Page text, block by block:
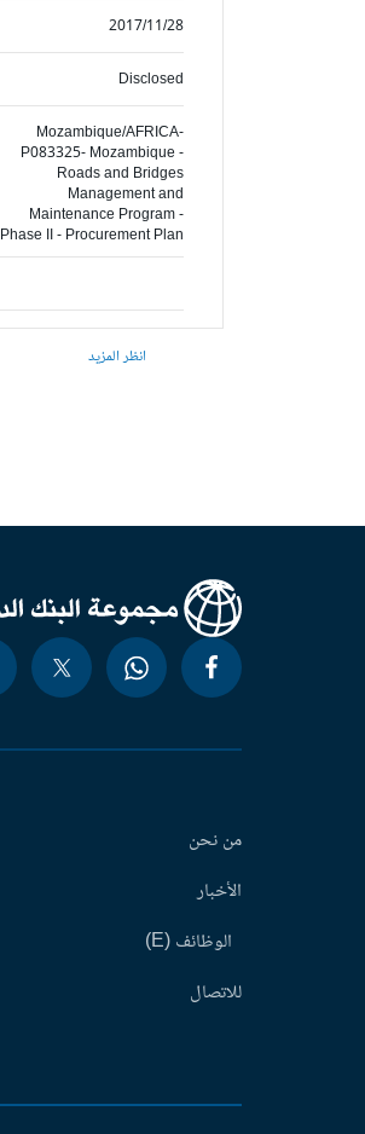
2017/11/28
Disclosed
Mozambique/AFRICA-
P083325- Mozambique -
Roads and Bridges
Management and
Maintenance Program -
Phase II - Procurement Plan
انظر المزيد
من نحن
الأخبار
الوظائف (E)
للاتصال